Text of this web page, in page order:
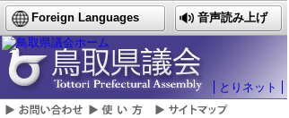
Foreign Languages 音声読み上げ
とりネット